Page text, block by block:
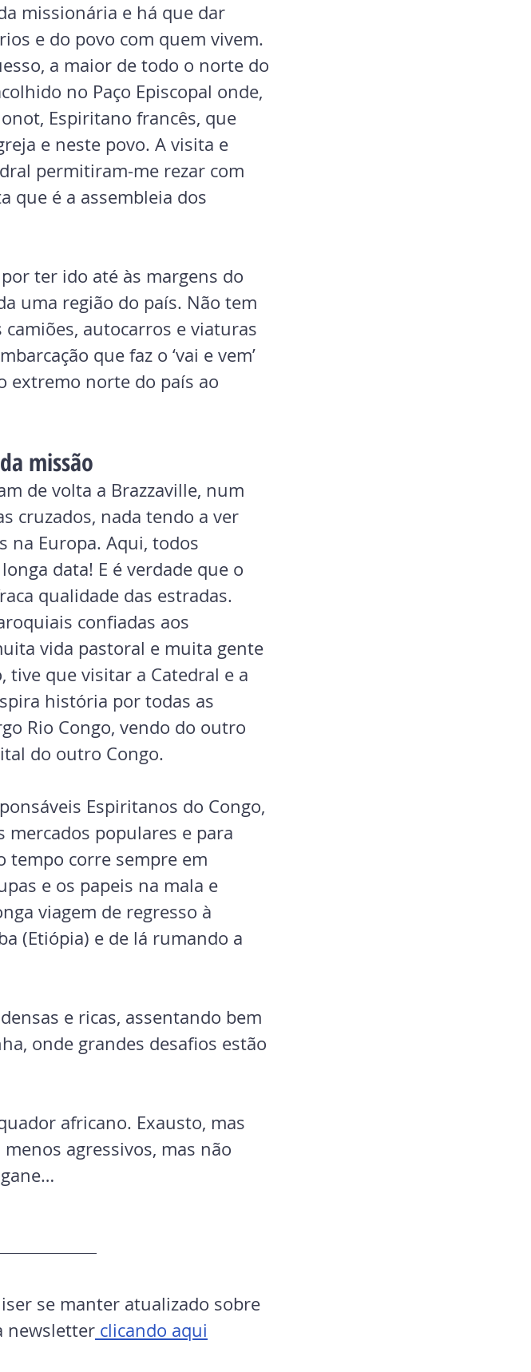
missionária e há que dar
e do povo com quem vivem.
a maior de todo o norte do
no Paço Episcopal onde,
Espiritano francês, que
e neste povo. A visita e
permitiram-me rezar com
que é a assembleia dos
ter ido até às margens do
uma região do país. Não tem
autocarros e viaturas
que faz o ‘vai e vem’
extremo norte do país ao
missão
de volta a Brazzaville, num
cruzados, nada tendo a ver
na Europa. Aqui, todos
data! E é verdade que o
qualidade das estradas.
confiadas aos
vida pastoral e muita gente
tive que visitar a Catedral e a
história por todas as
Rio Congo, vendo do outro
do outro Congo.
Espiritanos do Congo,
mercados populares e para
tempo corre sempre em
e os papeis na mala e
viagem de regresso à
(Etiópia) e de lá rumando a
e ricas, assentando bem
onde grandes desafios estão
africano. Exausto, mas
agressivos, mas não
se manter atualizado sobre
newsletter clicando aqui